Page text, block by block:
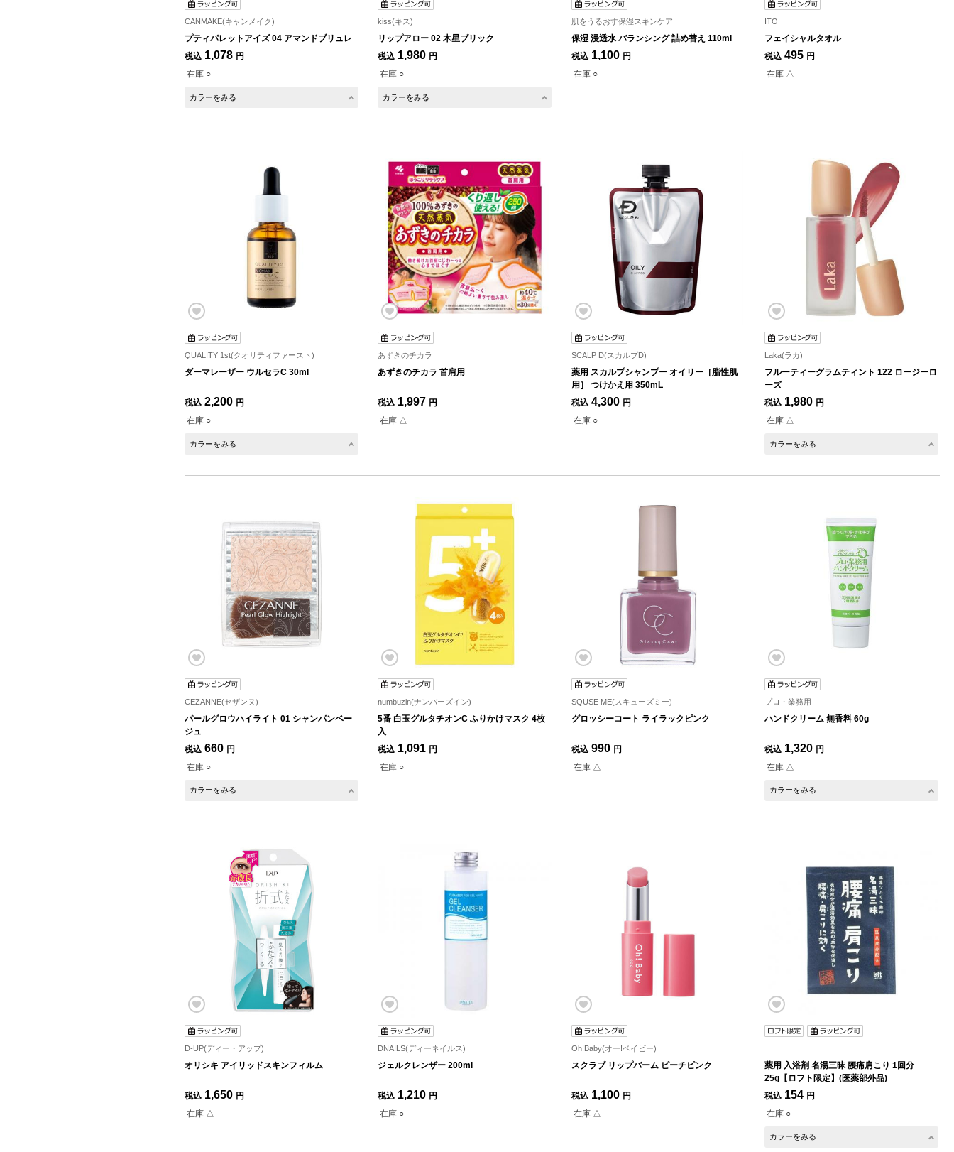
CANMAKE(キャンメイク)
プティパレットアイズ 04 アマンドブリュレ
税込 1,078 円
在庫 ○
カラーをみる
kiss(キス)
リップアロー 02 木星ブリック
税込 1,980 円
在庫 ○
カラーをみる
肌をうるおす保湿スキンケア
保湿 浸透水 バランシング 詰め替え 110ml
税込 1,100 円
在庫 ○
ITO
フェイシャルタオル
税込 495 円
在庫 △
QUALITY 1st(クオリティファースト)
ダーマレーザー ウルセラC 30ml
税込 2,200 円
在庫 ○
カラーをみる
あずきのチカラ
あずきのチカラ 首肩用
税込 1,997 円
在庫 △
SCALP D(スカルプD)
薬用 スカルプシャンプー オイリー［脂性肌
用］ つけかえ用 350mL
税込 4,300 円
在庫 ○
Laka(ラカ)
フルーティーグラムティント 122 ロージーロ
ーズ
税込 1,980 円
在庫 △
カラーをみる
CEZANNE(セザンヌ)
パールグロウハイライト 01 シャンパンベー
ジュ
税込 660 円
在庫 ○
カラーをみる
numbuzin(ナンバーズイン)
5番 白玉グルタチオンC ふりかけマスク 4枚
入
税込 1,091 円
在庫 ○
SQUSE ME(スキューズミー)
グロッシーコート ライラックピンク
税込 990 円
在庫 △
プロ・業務用
ハンドクリーム 無香料 60g
税込 1,320 円
在庫 △
カラーをみる
D-UP(ディー・アップ)
オリシキ アイリッドスキンフィルム
税込 1,650 円
在庫 △
DNAILS(ディーネイルス)
ジェルクレンザー 200ml
税込 1,210 円
在庫 ○
Oh!Baby(オー!ベイビー)
スクラブ リップバーム ピーチピンク
税込 1,100 円
在庫 △
薬用 入浴剤 名湯三昧 腰痛肩こり 1回分
25g【ロフト限定】(医薬部外品)
税込 154 円
在庫 ○
カラーをみる